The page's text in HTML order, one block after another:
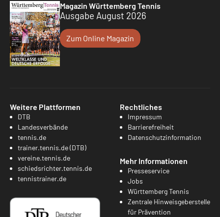
Magazin Württemberg Tennis
Ausgabe August 2026
Zum Online Magazin
Weitere Plattformen
DTB
Landesverbände
tennis.de
trainer.tennis.de (DTB)
vereine.tennis.de
schiedsrichter.tennis.de
tennistrainer.de
Rechtliches
Impressum
Barrierefreiheit
Datenschutzinformation
Mehr Informationen
Presseservice
Jobs
Württemberg Tennis
Zentrale Hinweisgeberstelle
für Prävention